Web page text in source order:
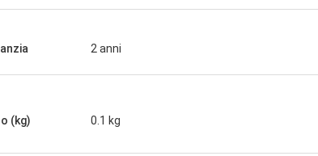
2 anni
(kg) 0.1 kg